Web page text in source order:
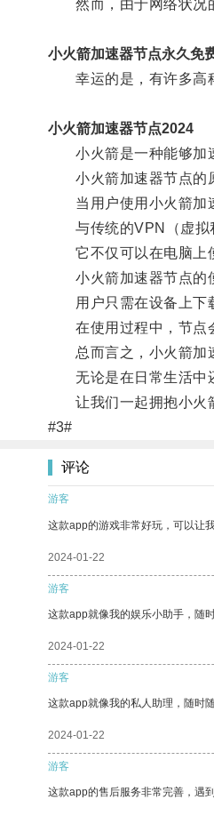
然而，由于网络状况的
小火箭加速器节点永久免
幸运的是，有许多高科
小火箭加速器节点2024
小火箭是一种能够加速
小火箭加速器节点的原
当用户使用小火箭加速
与传统的VPN（虚拟私
它不仅可以在电脑上使
小火箭加速器节点的
用户只需在设备上下载
在使用过程中，节点会
总而言之，小火箭加速
无论是在日常生活中还
让我们一起拥抱小火箭
#3#
评论
游客
这款app的游戏非常好玩，可以让我
2024-01-22
游客
这款app就像我的娱乐小助手，随
2024-01-22
游客
这款app就像我的私人助理，随时
2024-01-22
游客
这款app的售后服务非常完善，遇